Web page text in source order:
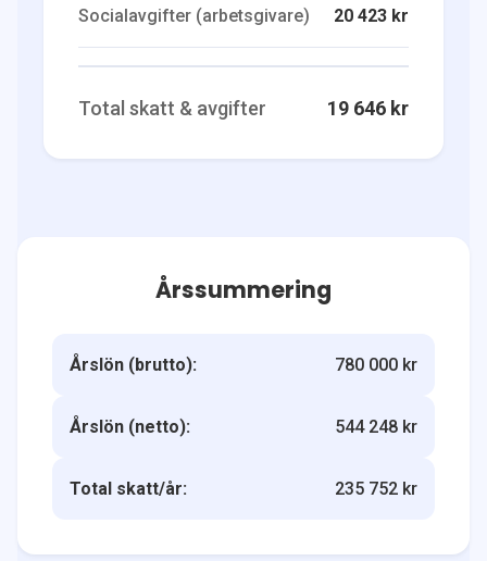
Socialavgifter (arbetsgivare) 20 423 kr
Total skatt & avgifter 19 646 kr
Årssummering
Årslön (brutto): 780 000 kr
Årslön (netto): 544 248 kr
Total skatt/år: 235 752 kr